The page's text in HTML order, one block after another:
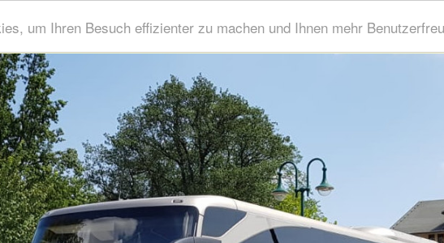
um Ihren Besuch effizienter zu machen und Ihnen mehr